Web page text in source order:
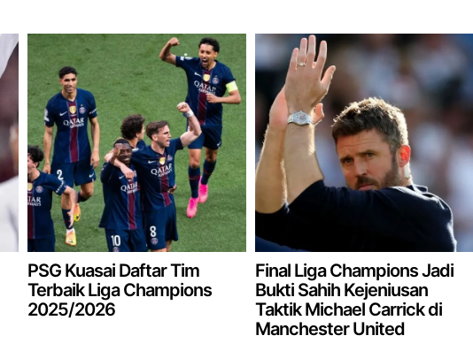
PSG Kuasai Daftar Tim
Terbaik Liga Champions
2025/2026
Final Liga Champions Jadi
Bukti Sahih Kejeniusan
Taktik Michael Carrick di
Manchester United